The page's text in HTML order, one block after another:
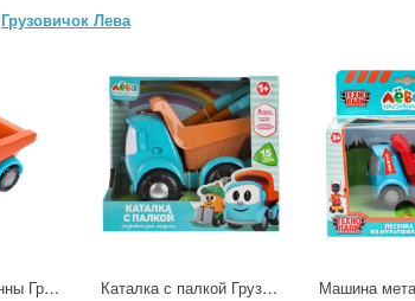
Грузовичок Лева
Игрушка для ванны Грузовичок Лева, пластизоль, 8 см. 1шт. сетка Играем Вместе LXGL-01 (50) (50) (50) (50) (5
Каталка с палкой Грузовичок Лева, 15 песен и звуков, свет Умка HT838-R